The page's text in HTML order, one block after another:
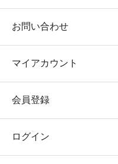
お問い合わせ
マイアカウント
会員登録
ログイン